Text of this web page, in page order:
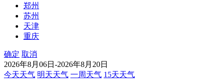
郑州
苏州
天津
重庆
确定 取消
2026年8月06日-2026年8月20日
今天天气 明天天气 一周天气 15天天气